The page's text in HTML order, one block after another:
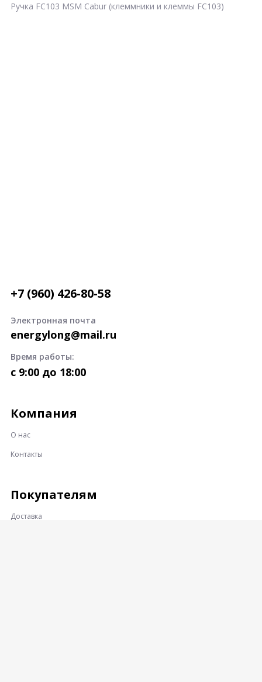
Ручка FC103 MSM Cabur (клеммники и клеммы FC103)
+7 (960) 426-80-58
Электронная почта
energylong@mail.ru
Время работы:
c 9:00 до 18:00
Компания
О нас
Контакты
Покупателям
Доставка